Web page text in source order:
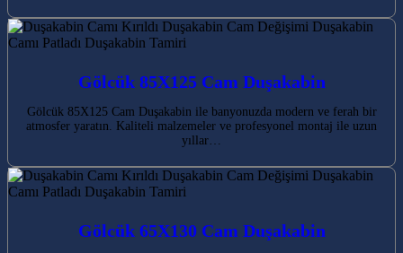
Gölcük 85X125 Cam Duşakabin
Gölcük 85X125 Cam Duşakabin ile banyonuzda modern ve ferah bir
atmosfer yaratın. Kaliteli malzemeler ve profesyonel montaj ile uzun
yıllar…
Gölcük 65X130 Cam Duşakabin